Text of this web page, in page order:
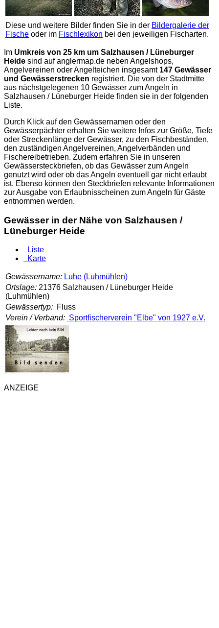
Diese und weitere Bilder finden Sie in der Bildergalerie der
Fische oder im Fischlexikon bei den jeweiligen Fischarten.
Im Umkreis von 25 km um Salzhausen / Lüneburger
Heide sind aufanglermap.de neben Angelshops,
Angelvereinen oder Angelteichen insgesamt 147 Gewässer
und Gewässerstrecken registriert. Die von der Stadtmitte
aus nächstgelegenen 10 Gewässer zum Angeln in
Salzhausen / Lüneburger Heide finden sie in der folgenden
Liste.
Durch Klick auf den Gewässernamen oder den
Gewässerpächter erhalten Sie weitere Infos zur Größe, Tiefe
oder Streckenlänge der Gewässer, zu den Fischbeständen,
den zuständigen Angelvereinen, Angelverbänden und
Fischereibetrieben. Zudem erfahren Sie in unseren
Gewässersteckbriefen, ob das Gewässer zum Angeln
genutzt wird oder ob das Angeln eventuell gar nicht erlaubt
ist. Ebenso können den Steckbriefen relevante Informationen
zur Ausgabe von Erlaubnisscheinen zum Angeln für Gäste
entnommen werden.
Gewässer in der Nähe von Salzhausen /
Lüneburger Heide
Liste
Karte
Gewässername: Luhe (Luhmühlen)
Ortslage: 21376 Salzhausen / Lüneburger Heide
(Luhmühlen)
Gewässertyp: Fluss
Verein / Verband: Sportfischerverein "Elbe" von 1927 e.V.
ANZEIGE